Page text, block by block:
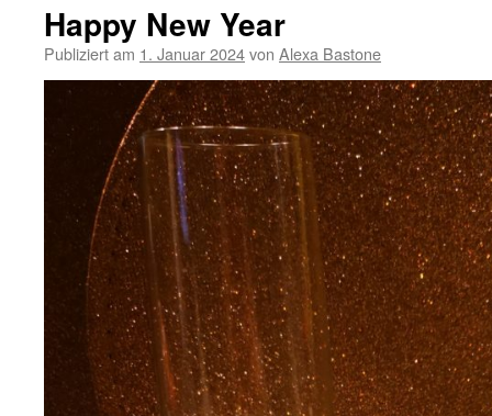
Happy New Year
Publiziert am 1. Januar 2024von Alexa Bastone